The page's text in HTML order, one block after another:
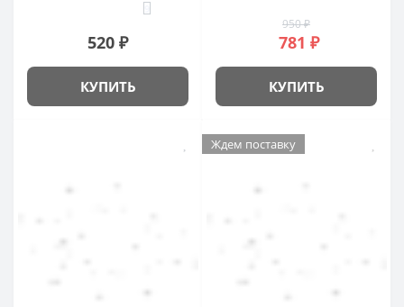
520 ₽
КУПИТЬ
950 ₽
781 ₽
КУПИТЬ
Ждем поставку